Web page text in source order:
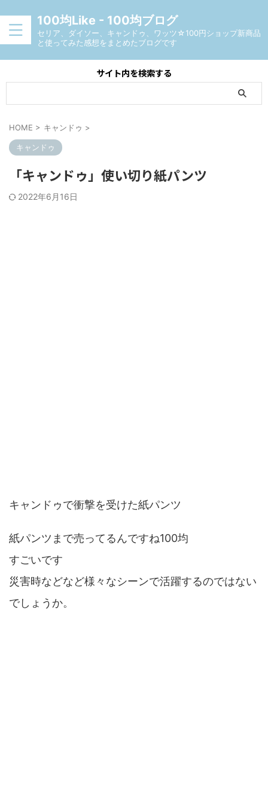
100均Like - 100均ブログ
セリア、ダイソー、キャンドゥ、ワッツ☆100円ショップ新商品
と使ってみた感想をまとめたブログです
サイト内を検索する
HOME > キャンドゥ >
キャンドゥ
「キャンドゥ」使い切り紙パンツ
2022年6月16日
キャンドゥで衝撃を受けた紙パンツ
紙パンツまで売ってるんですね100均
すごいです
災害時などなど様々なシーンで活躍するのではない
でしょうか。